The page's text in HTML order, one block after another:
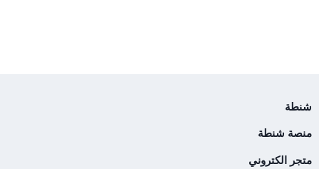
شنطة
منصة شنطة
متجر الكتروني